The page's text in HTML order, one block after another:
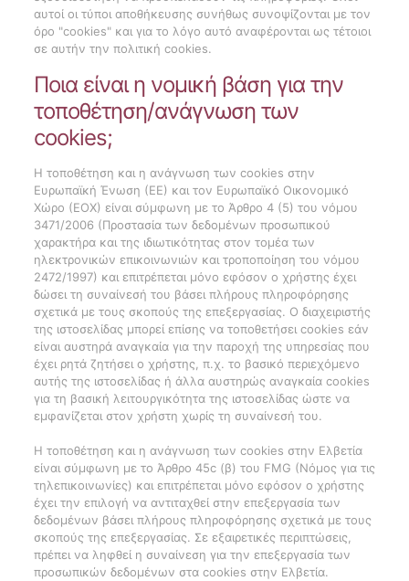
αυτοί οι τύποι αποθήκευσης συνήθως συνοψίζονται με τον
όρο "cookies" και για το λόγο αυτό αναφέρονται ως τέτοιοι
σε αυτήν την πολιτική cookies.
Ποια είναι η νομική βάση για την
τοποθέτηση/ανάγνωση των
cookies;
Η τοποθέτηση και η ανάγνωση των cookies στην
Ευρωπαϊκή Ένωση (ΕΕ) και τον Ευρωπαϊκό Οικονομικό
Χώρο (ΕΟΧ) είναι σύμφωνη με το Άρθρο 4 (5) του νόμου
3471/2006 (Προστασία των δεδομένων προσωπικού
χαρακτήρα και της ιδιωτικότητας στον τομέα των
ηλεκτρονικών επικοινωνιών και τροποποίηση του νόμου
2472/1997) και επιτρέπεται μόνο εφόσον ο χρήστης έχει
δώσει τη συναίνεσή του βάσει πλήρους πληροφόρησης
σχετικά με τους σκοπούς της επεξεργασίας. Ο διαχειριστής
της ιστοσελίδας μπορεί επίσης να τοποθετήσει cookies εάν
είναι αυστηρά αναγκαία για την παροχή της υπηρεσίας που
έχει ρητά ζητήσει ο χρήστης, π.χ. το βασικό περιεχόμενο
αυτής της ιστοσελίδας ή άλλα αυστηρώς αναγκαία cookies
για τη βασική λειτουργικότητα της ιστοσελίδας ώστε να
εμφανίζεται στον χρήστη χωρίς τη συναίνεσή του.
Η τοποθέτηση και η ανάγνωση των cookies στην Ελβετία
είναι σύμφωνη με το Άρθρο 45c (β) του FMG (Νόμος για τις
τηλεπικοινωνίες) και επιτρέπεται μόνο εφόσον ο χρήστης
έχει την επιλογή να αντιταχθεί στην επεξεργασία των
δεδομένων βάσει πλήρους πληροφόρησης σχετικά με τους
σκοπούς της επεξεργασίας. Σε εξαιρετικές περιπτώσεις,
πρέπει να ληφθεί η συναίνεση για την επεξεργασία των
προσωπικών δεδομένων στα cookies στην Ελβετία.